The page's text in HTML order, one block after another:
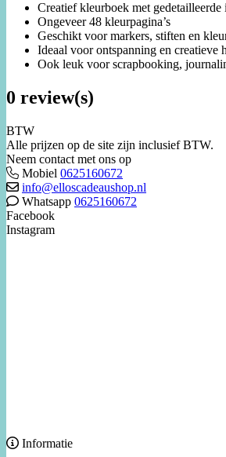
Creatief kleurboek met gedetailleerde
Ongeveer 48 kleurpagina’s
Geschikt voor markers, stiften en
Ideaal voor ontspanning en creatieve
Ook leuk voor scrapbooking,
0 review(s)
BTW
Alle prijzen op de site zijn inclusief BTW.
Neem contact met ons op
Mobiel 0625160672
info@elloscadeaushop.nl
Whatsapp 0625160672
Facebook
Instagram
Informatie